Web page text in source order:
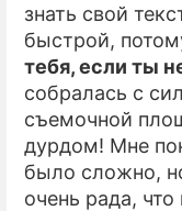
знать свой
быстрой,
тебя, если ты
собралась с
съемочной
дурдом! Мне
было сложно,
очень рада,